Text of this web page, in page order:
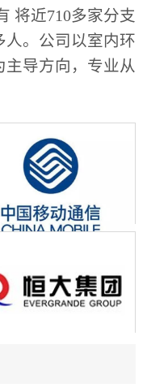
将近710多家分支
人。公司以室内环
导方向，专业从